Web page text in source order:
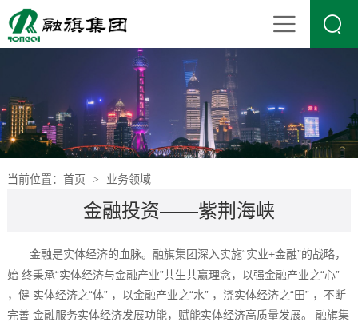

当前位置： 首页 > 业务领域
金融投资——紫荆海峡
⾦融是实体经济的⾎脉。融旗集团深⼊实施“实业+⾦融”的战略，
始 终秉承“实体经济与⾦融产业”共⽣共赢理念，以强⾦融产业之“⼼”
，健 实体经济之“体” ，以⾦融产业之“⽔” ，浇实体经济之“⽥” ，不断
完善 ⾦融服务实体经济发展功能，赋能实体经济⾼质量发展。 融旗集